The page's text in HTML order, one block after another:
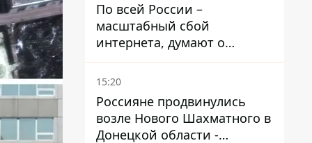
По всей России –
масштабный сбой
интернета, думают о
причинах
15:20
Россияне продвинулись
возле Нового Шахматного в
Донецкой области -